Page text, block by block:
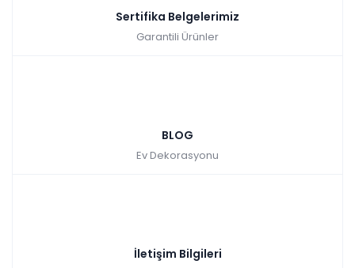
Sertifika Belgelerimiz
Garantili Ürünler
BLOG
Ev Dekorasyonu
İletişim Bilgileri